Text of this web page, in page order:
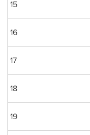
15
16
17
18
19